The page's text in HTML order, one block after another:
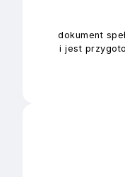
dokument
i jest